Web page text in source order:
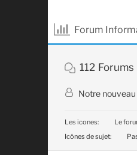
Forum
112 Forums
Notre
Les icones: Le
Icônes de sujet: